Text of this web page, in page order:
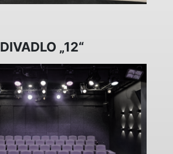
DIVADLO „12“